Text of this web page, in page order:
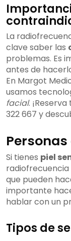
La
clave saber las
problemas. Es
antes de
En Margot
usamos
facial. ¡Reserva
322 667 y
Si tienes piel
radiofrecuencia
que pueden
importante
hablar con un
Tipos de